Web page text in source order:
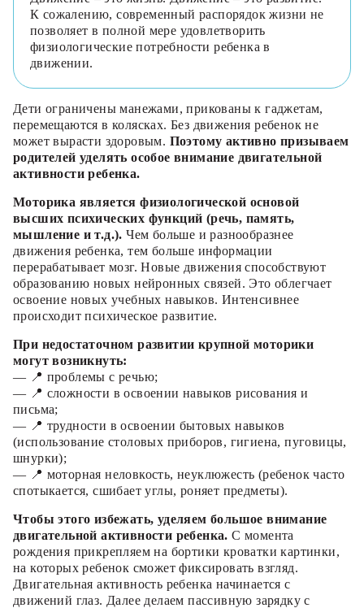
К сожалению, современный распорядок жизни не
позволяет в полной мере удовлетворить
физиологические потребности ребенка в
движении.
Дети ограничены манежами, прикованы к гаджетам,
перемещаются в колясках. Без движения ребенок не
может вырасти здоровым. Поэтому активно призываем
родителей уделять особое внимание двигательной
активности ребенка.
Моторика является физиологической основой
высших психических функций (речь, память,
мышление и т.д.). Чем больше и разнообразнее
движения ребенка, тем больше информации
перерабатывает мозг. Новые движения способствуют
образованию новых нейронных связей. Это облегчает
освоение новых учебных навыков. Интенсивнее
происходит психическое развитие.
При недостаточном развитии крупной моторики
могут возникнуть:
— 📍 проблемы с речью;
— 📍 сложности в освоении навыков рисования и
письма;
— 📍 трудности в освоении бытовых навыков
(использование столовых приборов, гигиена, пуговицы,
шнурки);
— 📍 моторная неловкость, неуклюжесть (ребенок часто
спотыкается, сшибает углы, роняет предметы).
Чтобы этого избежать, уделяем большое внимание
двигательной активности ребенка. С момента
рождения прикрепляем на бортики кроватки картинки,
на которых ребенок сможет фиксировать взгляд.
Двигательная активность ребенка начинается с
движений глаз. Далее делаем пассивную зарядку с